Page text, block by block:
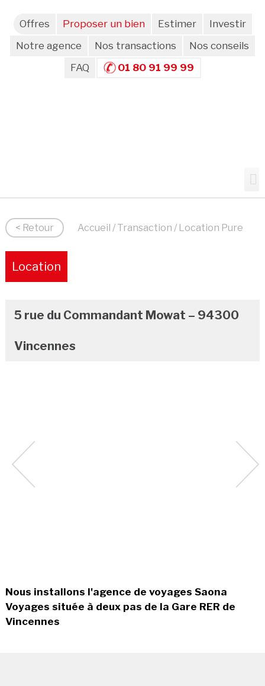
Offres Proposer un bien Estimer
Investir
Notre agence
Nos transactions
Nos conseils
FAQ
01 80 91 99 99
< Retour Accueil / Transaction / Location Pure
Location
5 rue du Commandant Mowat – 94300
Vincennes
Nous installons l'agence de voyages Saona
Voyages située à deux pas de la Gare RER de
Vincennes